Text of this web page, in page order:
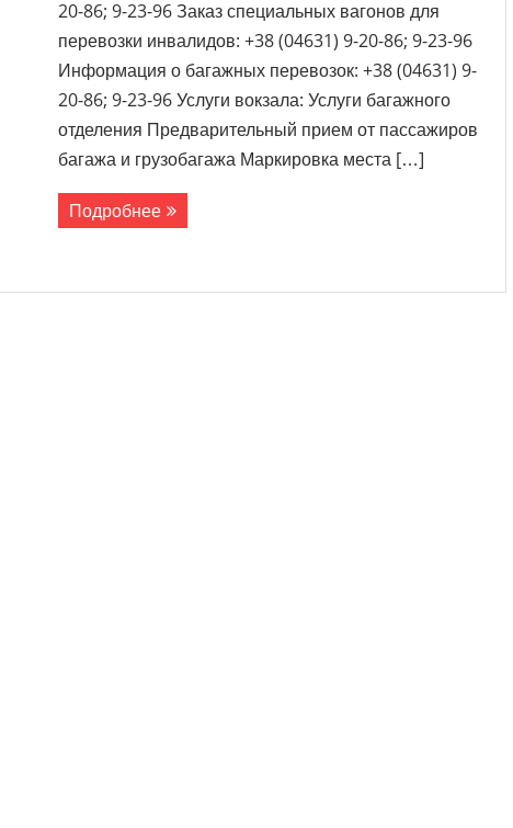
20-86; 9-23-96 Заказ специальных вагонов для
перевозки инвалидов: +38 (04631) 9-20-86; 9-23-96
Информация о багажных перевозок: +38 (04631) 9-
20-86; 9-23-96 Услуги вокзала: Услуги багажного
отделения Предварительный прием от пассажиров
багажа и грузобагажа Маркировка места […]
Подробнее